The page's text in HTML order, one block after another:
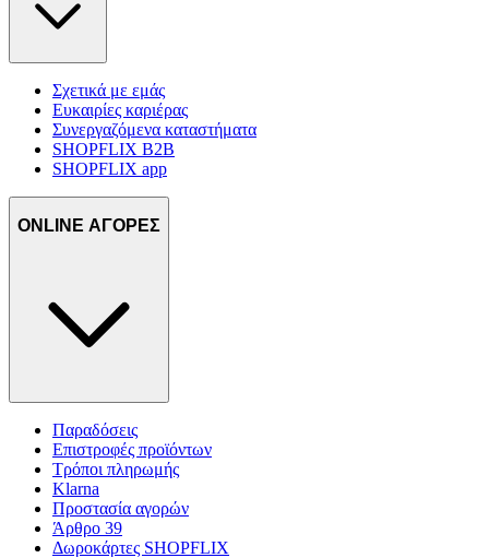
Σχετικά με εμάς
Ευκαιρίες καριέρας
Συνεργαζόμενα καταστήματα
SHOPFLIX B2B
SHOPFLIX app
ONLINE ΑΓΟΡΕΣ
Παραδόσεις
Επιστροφές προϊόντων
Τρόποι πληρωμής
Klarna
Προστασία αγορών
Άρθρο 39
Δωροκάρτες SHOPFLIX